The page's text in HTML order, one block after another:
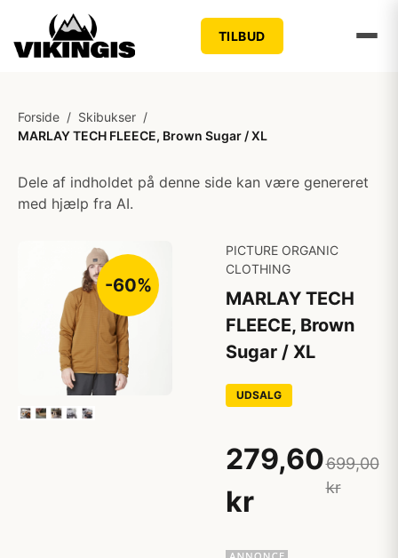
TILBUD
Forside / Skibukser /
MARLAY TECH FLEECE, Brown Sugar / XL
Dele af indholdet på denne side kan være genereret
med hjælp fra AI.
-60%
PICTURE ORGANIC
CLOTHING
MARLAY TECH
FLEECE, Brown
Sugar / XL
UDSALG
279,60
kr
699,00
kr